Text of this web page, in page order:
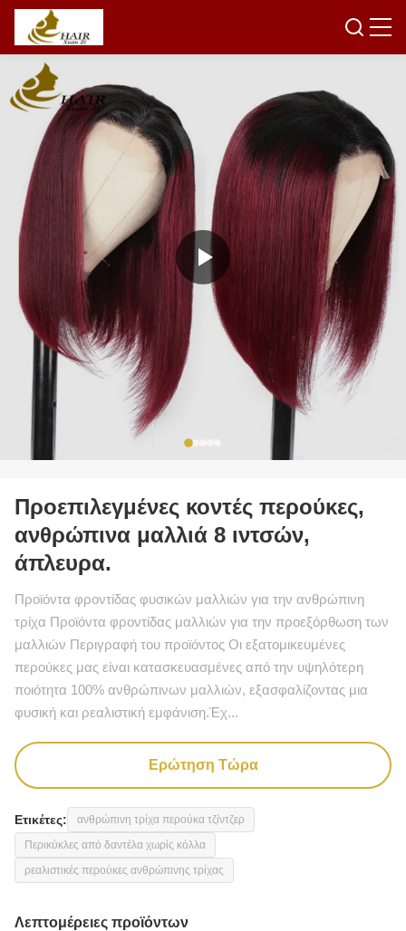
Προεπιλεγμένες κοντές περούκες,
ανθρώπινα μαλλιά 8 ιντσών,
άπλευρα.
Προϊόντα φροντίδας φυσικών μαλλιών για την ανθρώπινη
τρίχα Προϊόντα φροντίδας μαλλιών για την προεξόρθωση των
μαλλιών Περιγραφή του προϊόντος Οι εξατομικευμένες
περούκες μας είναι κατασκευασμένες από την υψηλότερη
ποιότητα 100% ανθρώπινων μαλλιών, εξασφαλίζοντας μια
φυσική και ρεαλιστική εμφάνιση.Έχ...
Ερώτηση Τώρα
Ετικέτες:
ανθρώπινη τρίχα περούκα τζίντζερ
Περικύκλες από δαντέλα χωρίς κόλλα
ρεαλιστικές περούκες ανθρώπινης τρίχας
Λεπτομέρειες προϊόντων